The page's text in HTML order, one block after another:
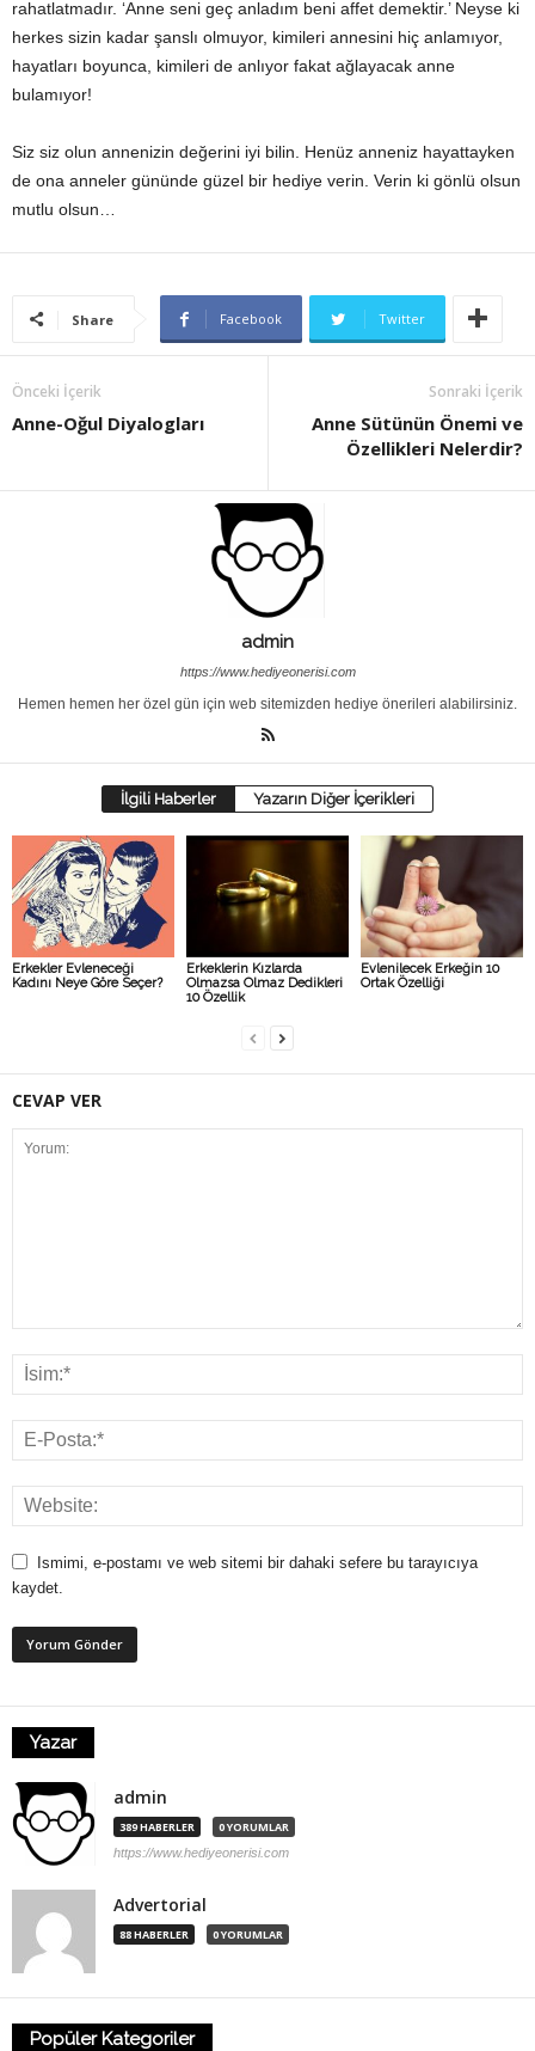
rahatlatmadır. ‘Anne seni geç anladım beni affet demektir.’ Neyse ki
herkes sizin kadar şanslı olmuyor, kimileri annesini hiç anlamıyor,
hayatları boyunca, kimileri de anlıyor fakat ağlayacak anne
bulamıyor!
Siz siz olun annenizin değerini iyi bilin. Henüz anneniz hayattayken
de ona anneler gününde güzel bir hediye verin. Verin ki gönlü olsun
mutlu olsun…
Share Facebook Twitter
Önceki İçerik
Anne-Oğul Diyalogları
Sonraki İçerik
Anne Sütünün Önemi ve
Özellikleri Nelerdir?
admin
https://www.hediyeonerisi.com
Hemen hemen her özel gün için web sitemizden hediye önerileri alabilirsiniz.
İlgili Haberler Yazarın Diğer İçerikleri
Erkekler Evleneceği
Kadını Neye Göre Seçer?
Erkeklerin Kızlarda
Olmazsa Olmaz Dedikleri
10 Özellik
Evlenilecek Erkeğin 10
Ortak Özelliği
CEVAP VER
Ismimi, e-postamı ve web sitemi bir dahaki sefere bu tarayıcıya
kaydet.
Yazar
admin
389 HABERLER 0 YORUMLAR
https://www.hediyeonerisi.com
Advertorial
88 HABERLER 0 YORUMLAR
Popüler Kategoriler